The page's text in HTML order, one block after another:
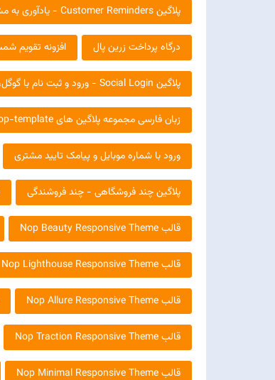
پلاگین Customer Reminders - یادآوری به مشتری
درگاه پرداخت زرین پال افزونه تقویم
پلاگین Social Login - ورود و ثبت نام با گوگل، اینستاگرام ، یاهو و ..
زبان فارسی مجموعه پلاگین های nop-template
ورود با شماره موبایل و پیامک تایید مشتری
پلاگین چند فروشگاهی - چند فروشندگی
قالب Nop Beauty Responsive Theme
قالب Nop Lighthouse Responsive Theme
قالب Nop Allure Responsive Theme
قالب Nop Traction Responsive Theme
قالب Nop Minimal Responsive Theme